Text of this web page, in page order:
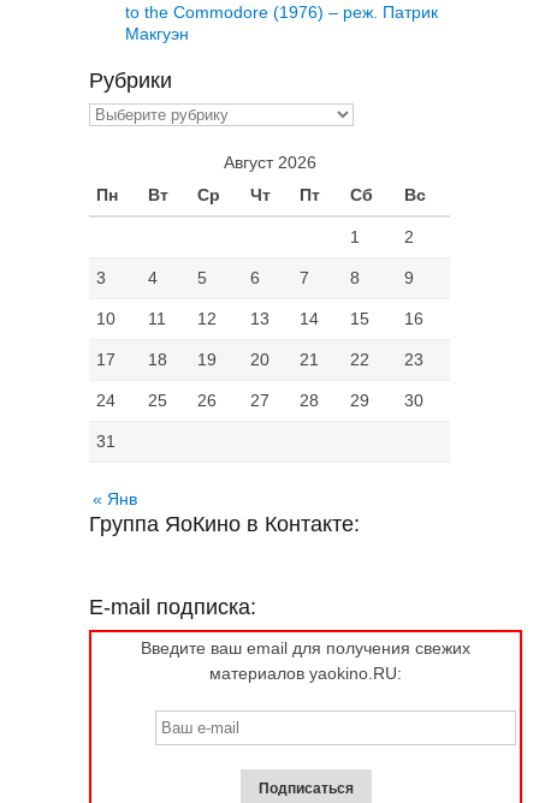
to the Commodore (1976) – реж. Патрик
Макгуэн
Рубрики
Рубрики
Август 2026
Пн
Вт Ср Чт Пт Сб Вс
1 2
3 4 5 6 7 8 9
10 11 12 13 14 15 16
17 18 19 20 21 22 23
24 25 26 27 28 29 30
31
« Янв
Группа ЯоКино в Контакте:
E-mail подписка:
Введите ваш email для получения свежих
материалов yaokino.RU: